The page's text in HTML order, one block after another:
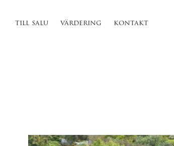
till salu värdering kontakt